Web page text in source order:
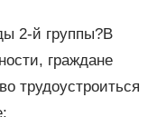
2-й группы?В
граждане
трудоустроиться